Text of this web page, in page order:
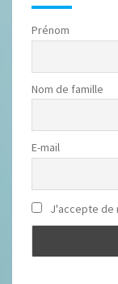
Prénom
Nom de famille
E-mail
J'accepte de